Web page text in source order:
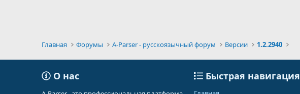
Главная Форумы A-Parser - русскоязычный форум Версии 1.2.2940
О нас Быстрая навигация